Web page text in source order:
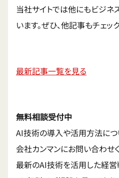
当社サイトでは他にもビジネ
います。ぜひ、他記事もチェッ
最新記事一覧を見る
無料相談受付中
AI技術の導入や活用方法に
会社カンマンにお問い合わせ
最新のAI技術を活用した経